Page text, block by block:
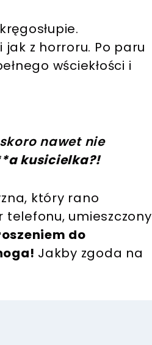
z horroru. Po paru
wściekłości i
nawet nie
kusicielka?!
który rano
telefonu, umieszczony
do
Jakby zgoda na